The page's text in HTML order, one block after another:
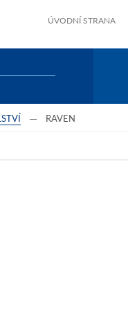
ÚVODNÍ STRANA
RAVEN